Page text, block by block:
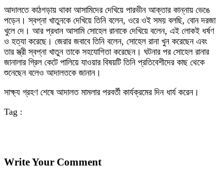
আদালতে কাঠগড়ায় থাকা আসামিদের দেখিয়ে পারভীন আক্তার কান্নায় ভেঙে
পড়েন। স্বপ্না খাতুনকে দেখিয়ে তিনি বলেন, ওরে ওই সময় বলছি, বোন দরজা
খুলে দে। আর প্রধান আসামি সোহেল রানাকে দেখিয়ে বলেন, এই লোকই ধর্ষণ
ও হত্যা করেছে। জেরার জবাবে তিনি বলেন, সোহেল রানা খুন করেছেন এবং
তার স্ত্রী স্বপ্না খাতুন তাকে সহযোগিতা করেছেন। ঘটনার পর সোহেল রানার
জানালার গ্রিল কেটে পালিয়ে যাওয়ার বিষয়টি তিনি প্রতিবেশীদের কাছ থেকে
শুনেছেন বলেও আদালতকে জানান।
সাক্ষ্য গ্রহণ শেষে আদালত মামলার পরবর্তী কার্যক্রমের দিন ধার্য করেন।
Tag :
Write Your Comment